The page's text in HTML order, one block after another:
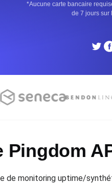
*Aucune carte bancaire
de 7 jours sur
Pingdom
de monitoring uptime/